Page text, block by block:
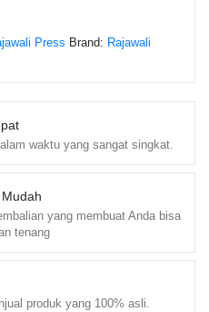
waktu yang sangat singkat.
yang membuat Anda bisa
tenang
produk yang 100% asli.
Press Brand: Rajawali